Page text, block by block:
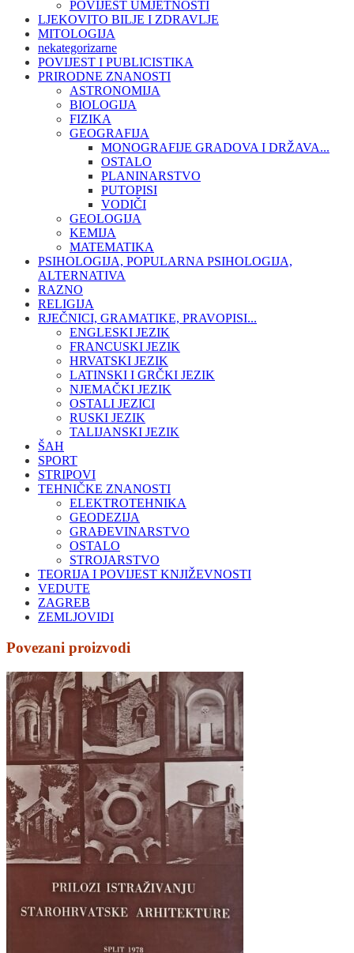
POVIJEST UMJETNOSTI
LJEKOVITO BILJE I ZDRAVLJE
MITOLOGIJA
nekategorizarne
POVIJEST I PUBLICISTIKA
PRIRODNE ZNANOSTI
ASTRONOMIJA
BIOLOGIJA
FIZIKA
GEOGRAFIJA
MONOGRAFIJE GRADOVA I DRŽAVA...
OSTALO
PLANINARSTVO
PUTOPISI
VODIČI
GEOLOGIJA
KEMIJA
MATEMATIKA
PSIHOLOGIJA, POPULARNA PSIHOLOGIJA,
ALTERNATIVA
RAZNO
RELIGIJA
RJEČNICI, GRAMATIKE, PRAVOPISI...
ENGLESKI JEZIK
FRANCUSKI JEZIK
HRVATSKI JEZIK
LATINSKI I GRČKI JEZIK
NJEMAČKI JEZIK
OSTALI JEZICI
RUSKI JEZIK
TALIJANSKI JEZIK
ŠAH
SPORT
STRIPOVI
TEHNIČKE ZNANOSTI
ELEKTROTEHNIKA
GEODEZIJA
GRAĐEVINARSTVO
OSTALO
STROJARSTVO
TEORIJA I POVIJEST KNJIŽEVNOSTI
VEDUTE
ZAGREB
ZEMLJOVIDI
Povezani proizvodi